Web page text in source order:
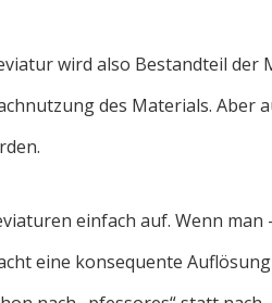
wird also Bestandteil der
des Materials. Aber
einfach auf. Wenn
eine konsequente